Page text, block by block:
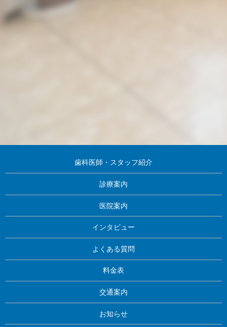
歯科医師・スタッフ紹介
診療案内
医院案内
インタビュー
よくある質問
料金表
交通案内
お知らせ